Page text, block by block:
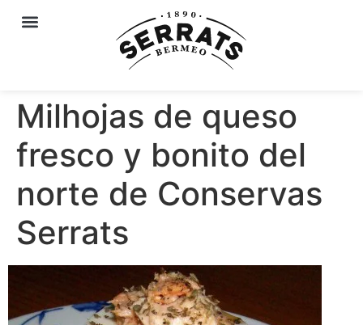
Milhojas de queso
fresco y bonito del
norte de Conservas
Serrats